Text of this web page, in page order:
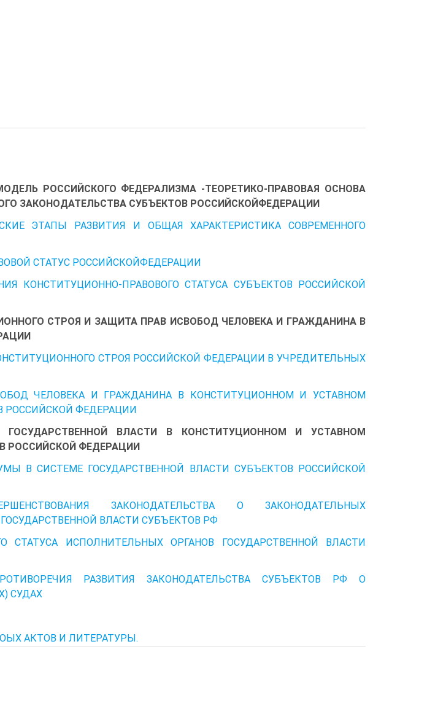
РОССИЙСКОГО ФЕДЕРАЛИЗМА -ТЕОРЕТИКО-ПРАВОВАЯ ОСНОВА
ЗАКОНОДАТЕЛЬСТВА СУБЪЕКТОВ РОССИЙСКОЙФЕДЕРАЦИИ
ЭТАПЫ РАЗВИТИЯ И ОБЩАЯ ХАРАКТЕРИСТИКА СОВРЕМЕННОГО
СТАТУС РОССИЙСКОЙФЕДЕРАЦИИ
КОНСТИТУЦИОННО-ПРАВОВОГО СТАТУСА СУБЪЕКТОВ РОССИЙСКОЙ
СТРОЯ И ЗАЩИТА ПРАВ ИСВОБОД ЧЕЛОВЕКА И ГРАЖДАНИНА В
СТРОЯ РОССИЙСКОЙ ФЕДЕРАЦИИ В УЧРЕДИТЕЛЬНЫХ
ЧЕЛОВЕКА И ГРАЖДАНИНА В КОНСТИТУЦИОННОМ И УСТАВНОМ
РОССИЙСКОЙ ФЕДЕРАЦИИ
ГОСУДАРСТВЕННОЙ ВЛАСТИ В КОНСТИТУЦИОННОМ И УСТАВНОМ
РОССИЙСКОЙ ФЕДЕРАЦИИ
В СИСТЕМЕ ГОСУДАРСТВЕННОЙ ВЛАСТИ СУБЪЕКТОВ РОССИЙСКОЙ
ЗАКОНОДАТЕЛЬСТВА О ЗАКОНОДАТЕЛЬНЫХ
ВЛАСТИ СУБЪЕКТОВ РФ
СТАТУСА ИСПОЛНИТЕЛЬНЫХ ОРГАНОВ ГОСУДАРСТВЕННОЙ ВЛАСТИ
РАЗВИТИЯ ЗАКОНОДАТЕЛЬСТВА СУБЪЕКТОВ РФ О
СУДАХ
АКТОВ И ЛИТЕРАТУРЫ.